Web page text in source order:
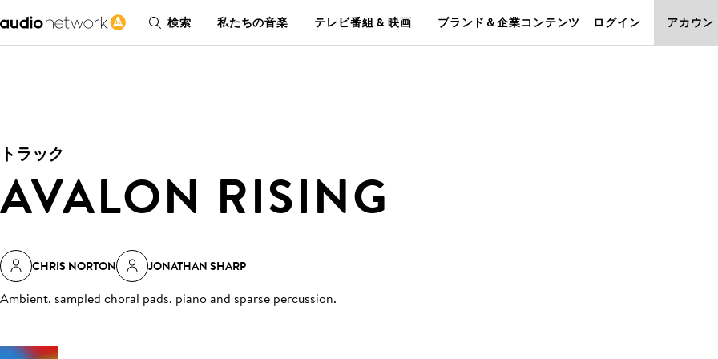
検索 私たちの音楽 テレビ番組 & 映画 ブランド＆企業コンテンツ ログイン アカウン
トラック
AVALON RISING
CHRIS NORTON JONATHAN SHARP
Ambient, sampled choral pads, piano and sparse percussion.